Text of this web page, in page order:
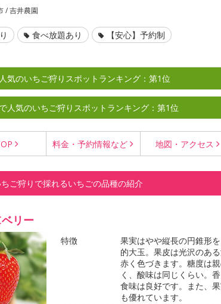
/ 吉井農園
食べ放題あり 【安心】予約制
気のいちご狩りスポットランキング：第1位
人気のいちご狩りスポットランキング：第1位
料金・予約情報など 地図・ アクセス
ご狩りで採れるいちごの品種の紹介
リー
特徴
果実はやや縦長の円錐形
的大玉。果皮は光沢のあ
赤く色づきます。糖度は
く、酸味は同じくらい。
食味は良好です。また、
も優れています。